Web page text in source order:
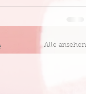
Alle ansehen